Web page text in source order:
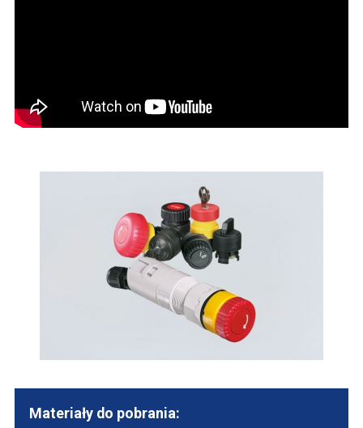
Materiały do pobrania: